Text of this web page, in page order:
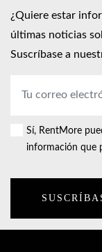
¿Quiere estar
últimas noticias
Suscríbase a
Dirección
Consent
Sí, RentMore
información que